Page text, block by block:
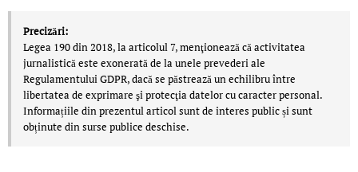
Precizări:
Legea 190 din 2018, la articolul 7, menţionează că activitatea
jurnalistică este exonerată de la unele prevederi ale
Regulamentului GDPR, dacă se păstrează un echilibru între
libertatea de exprimare şi protecţia datelor cu caracter personal.
Informațiile din prezentul articol sunt de interes public și sunt
obținute din surse publice deschise.